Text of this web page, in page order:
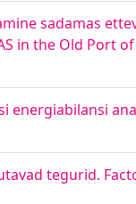
sadamas
in the Old Port
energiabilansi
tegurid.